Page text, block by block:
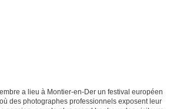
a lieu à Montier-en-Der un festival européen
des photographes professionnels exposent leur